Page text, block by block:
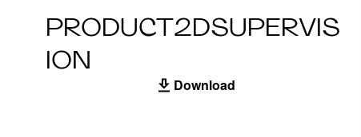
PRODUCT2DSUPERVIS
ION
Download